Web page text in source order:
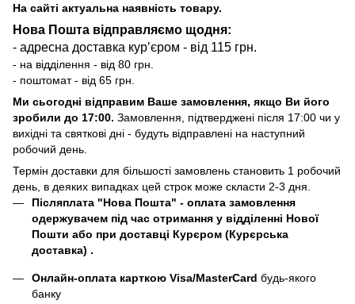
На сайті актуальна наявність товару.
Нова Пошта відправляємо щодня:
- адресна доставка курʼєром - від 115 грн.
- на відділення - від 80 грн.
- поштомат - від 65 грн.
Ми сьогодні відправим Ваше замовлення, якщо Ви його
зробили до 17:00. Замовлення, підтверджені після 17:00 чи у
вихідні та святкові дні - будуть відправлені на наступний
робочий день.
Термін доставки для більшості замовлень становить 1 робочий
день, в деяких випадках цей строк може скласти 2-3 дня.
Післяплата "Нова Пошта" - оплата замовлення
одержувачем під час отримання у відділенні Нової
Пошти або при доставці Курєром (Курєрська
доставка) .
Онлайн-оплата карткою Visa/MasterCard будь-якого
банку